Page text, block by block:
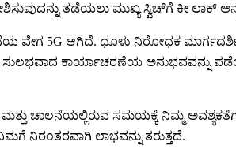
ತಡೆಯಲು ಮುಖ್ಯ ಸ್ವಿಚ್‌ಗೆ ಕೀ ಲಾಕ್
ವೇಗ 5G ಆಗಿದೆ. ಧೂಳು ನಿರೋಧಕ ಮಾರ್ಗದರ್ಶಿ
ಸುಲಭವಾದ ಕಾರ್ಯಾಚರಣೆಯ ಅನುಭವವನ್ನು
ಚಾಲನೆಯಲ್ಲಿರುವ ಸಮಯಕ್ಕೆ ನಿಮ್ಮ
ನಿರಂತರವಾಗಿ ಲಾಭವನ್ನು ತರುತ್ತದೆ.